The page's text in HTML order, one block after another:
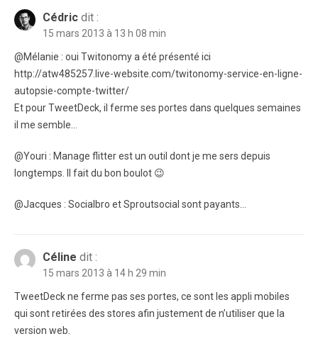
Cédric dit :
15 mars 2013 à 13 h 08 min
@Mélanie : oui Twitonomy a été présenté ici
http://atw485257.live-website.com/twitonomy-service-en-ligne-
autopsie-compte-twitter/
Et pour TweetDeck, il ferme ses portes dans quelques semaines
il me semble…
@Youri : Manage flitter est un outil dont je me sers depuis
longtemps. Il fait du bon boulot 😉
@Jacques : Socialbro et Sproutsocial sont payants…
Céline dit :
15 mars 2013 à 14 h 29 min
TweetDeck ne ferme pas ses portes, ce sont les appli mobiles
qui sont retirées des stores afin justement de n’utiliser que la
version web.